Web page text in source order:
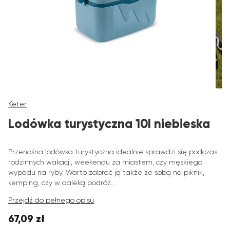
Keter
Lodówka turystyczna 10l niebieska
Przenośna lodówka turystyczna idealnie sprawdzi się podczas
rodzinnych wakacji, weekendu za miastem, czy męskiego
wypadu na ryby. Warto zabrać ją także ze sobą na piknik,
kemping, czy w daleką podróż...
Przejdź do pełnego opisu
Cena
67,09 zł